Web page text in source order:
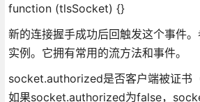
function (tlsSocket) {}
新的连接握手成功后回触发这个事件
实例。它拥有常用的流方法和事件。
socket.authorized是否客户端被证书
如果socket.authorized为false，